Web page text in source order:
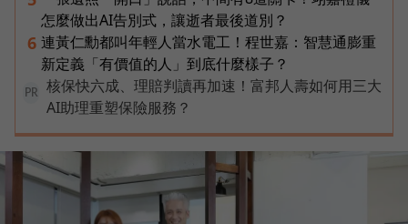
怎麼做出AI告別式，讓逝者最後道別？
6 連黃仁勳都叫年輕人當水電工！程世嘉：智慧通膨重
新定義「有價值的人」到底什麼樣子？
PR
核保快六成、理賠判讀再加速！富邦人壽如何用三大
AI助理重塑保險服務？